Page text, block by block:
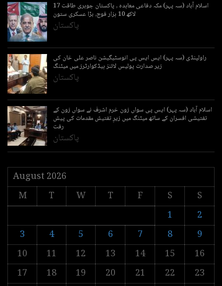
اسلام آباد (سہ پہر) مکہ دفاعی معاہدہ , پاکستان جوہری طاقت 17
لاکھ 10 ہزار فوج, بڑا عسکری ستون
پاکستان
راولپنڈی (سہ پہر) ایس ایس پی انوسٹیگیشن ناصر علی خان کی
زیر صدارت پولیس لائنز ہیڈکوارٹرز میں میٹنگ
پاکستان
اسلام آباد (سہ پہر) ایس پی سواں زون خرم اشرف نے سواں زون کے
تفتیشی افسران کے ساتھ میٹنگ میں زیرِ تفتیش مقدمات کی پیش
رفت
پاکستان
August 2026
M
T W T F S
S
1
2
3
4 5 6 7 8
9
10
11 12 13 14 15
16
17
18 19 20 21 22
23